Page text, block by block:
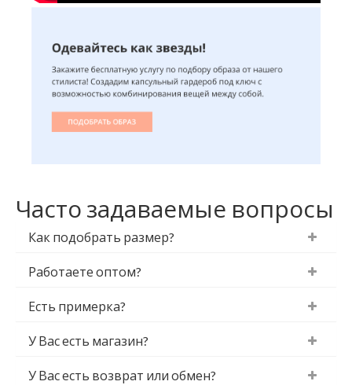
Часто задаваемые вопросы
Как подобрать размер?
Работаете оптом?
Есть примерка?
У Вас есть магазин?
У Вас есть возврат или обмен?